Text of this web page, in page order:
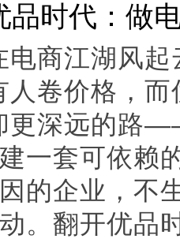
品时代：做
电商江湖风
人卷价格，
更深远的路
一套可依赖
的企业，不
。翻开优品